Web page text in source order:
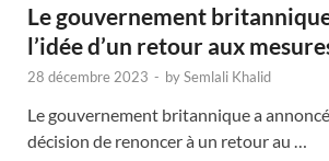
Le gouvernement
l’idée d’un retour aux
28 décembre 2023 - bySemlali Khalid
Le gouvernement britannique a
décision de renoncer à un retour au …